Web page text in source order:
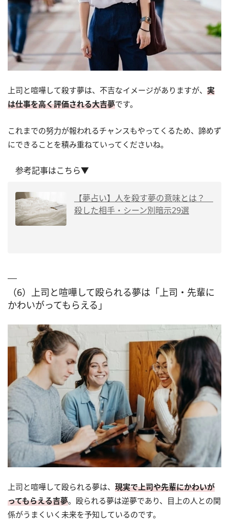
上司と喧嘩して殺す夢は、不吉なイメージがありますが、 実
は仕事を高く評価される大吉夢です。
これまでの努力が報われるチャンスもやってくるため、諦めず
にできることを積み重ねていってくださいね。
参考記事はこちら▼
【夢占い】人を殺す夢の意味とは？
殺した相手・シーン別暗示29選
（6）上司と喧嘩して殴られる夢は「上司・先輩に
かわいがってもらえる」
上司と喧嘩して殴られる夢は、 現実で上司や先輩にかわいが
ってもらえる吉夢。殴られる夢は逆夢であり、目上の人との関
係がうまくいく未来を予知しているのです。